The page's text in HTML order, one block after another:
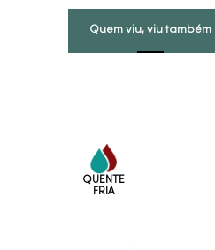
Quem viu, viu também